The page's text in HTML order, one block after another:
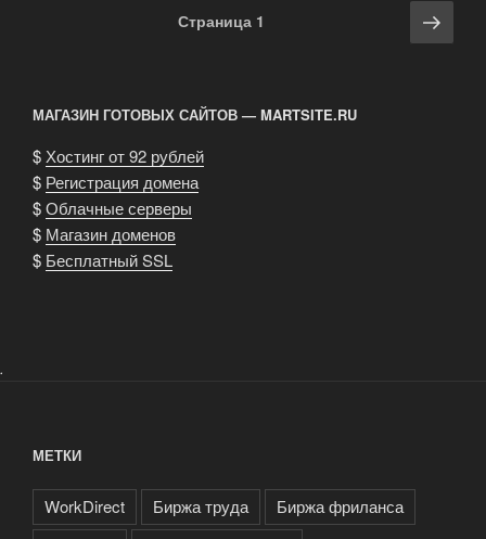
внештатную
Страница 1
МАГАЗИН ГОТОВЫХ САЙТОВ — MARTSITE.RU
$ Хостинг от 92 рублей
$ Регистрация домена
$Облачные серверы
$ Магазин доменов
$ Бесплатный SSL
.
МЕТКИ
WorkDirect Биржа труда
Биржа фриланса